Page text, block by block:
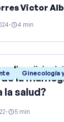
Victor
· 4 min
Ginecología
la
la salud?
· 5 min